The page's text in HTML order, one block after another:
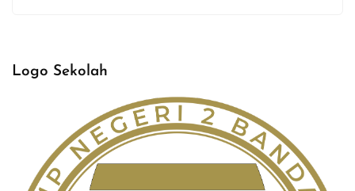
Logo Sekolah